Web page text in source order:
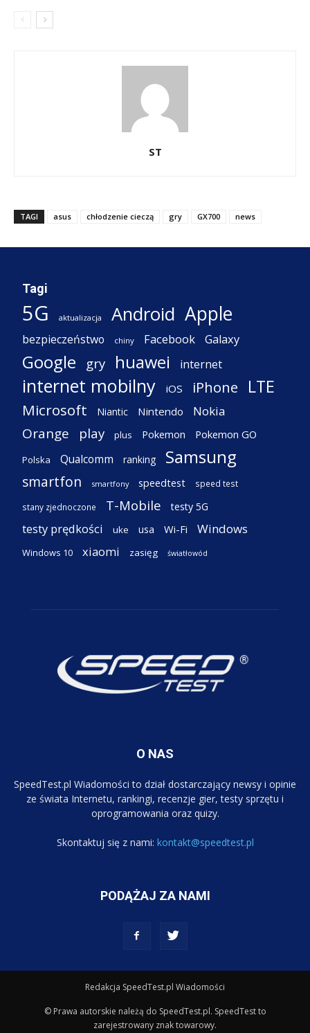
ST
TAGI asus chłodzenie cieczą gry GX700 news
Tagi
5G aktualizacja Android Apple
bezpieczeństwo chiny Facebook Galaxy
Google gry huawei internet
internet mobilny iOS iPhone LTE
Microsoft Niantic Nintendo Nokia
Orange play plus Pokemon Pokemon GO
Polska Qualcomm ranking Samsung
smartfon smartfony speedtest speed test
stany zjednoczone T-Mobile testy 5G
testy prędkości uke usa Wi-Fi Windows
Windows 10 xiaomi zasięg światłowód
O NAS
SpeedTest.pl Wiadomości to dział dostarczający newsy i opinie
ze świata Internetu, rankingi, recenzje gier, testy sprzętu i
oprogramowania oraz quizy.
Skontaktuj się z nami: kontakt@speedtest.pl
PODĄŻAJ ZA NAMI
Redakcja SpeedTest.pl Wiadomości
© Prawa autorskie należą do SpeedTest.pl. SpeedTest to
zarejestrowany znak towarowy.